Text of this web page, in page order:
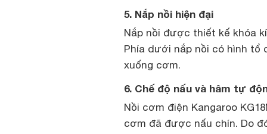
5. Nắp nồi hiện đại
Nắp nồi được thiết kế khóa
Phía dưới nắp nồi có hình
xuống cơm.
6. Chế độ nấu và hâm tự
Nồi cơm điện Kangaroo
cơm đã được nấu chín. Do